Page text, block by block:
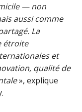
— non
aussi comme
La
étroite
et
qualité de
», explique